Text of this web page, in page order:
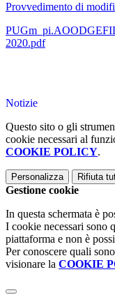
Provvedimento di
2020.pdf
Notizie
Questo sito o gli
cookie necessari al
COOKIE POLICY.
Personalizza Rifiuta
Gestione cookie
In questa schermata è
I cookie necessari sono
piattaforma e non è
Per conoscere quali
visionare la COOKIE